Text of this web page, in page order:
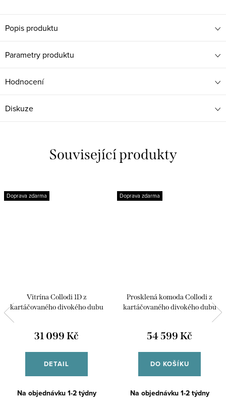
Popis produktu
Parametry produktu
Hodnocení
Diskuze
Související produkty
Doprava zdarma
Vitrína Collodi 1D z
kartáčovaného divokého dubu
31 099 Kč
DETAIL
Na objednávku 1-2 týdny
Doprava zdarma
Prosklená komoda Collodi z
kartáčovaného divokého dubu
54 599 Kč
DO KOŠÍKU
Na objednávku 1-2 týdny